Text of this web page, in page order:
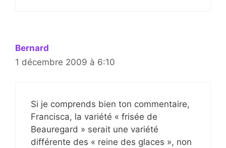
Bernard
1 décembre 2009 à 6:10
Si je comprends bien ton commentaire,
Francisca, la variété « frisée de
Beauregard » serait une variété
différente des « reine des glaces », non